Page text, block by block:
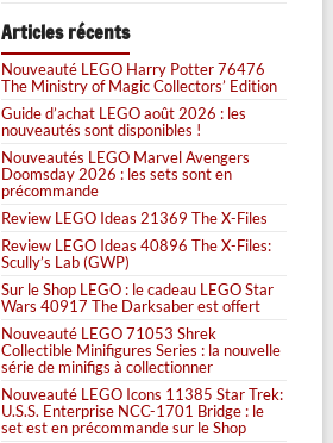
Articles récents
Nouveauté LEGO Harry Potter 76476
The Ministry of Magic Collectors’ Edition
Guide d’achat LEGO août 2026 : les
nouveautés sont disponibles !
Nouveautés LEGO Marvel Avengers
Doomsday 2026 : les sets sont en
précommande
Review LEGO Ideas 21369 The X-Files
Review LEGO Ideas 40896 The X-Files:
Scully’s Lab (GWP)
Sur le Shop LEGO : le cadeau LEGO Star
Wars 40917 The Darksaber est offert
Nouveauté LEGO 71053 Shrek
Collectible Minifigures Series : la nouvelle
série de minifigs à collectionner
Nouveauté LEGO Icons 11385 Star Trek:
U.S.S. Enterprise NCC-1701 Bridge : le
set est en précommande sur le Shop